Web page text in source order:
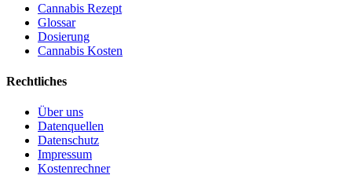
Cannabis Rezept
Glossar
Dosierung
Cannabis Kosten
Rechtliches
Über uns
Datenquellen
Datenschutz
Impressum
Kostenrechner